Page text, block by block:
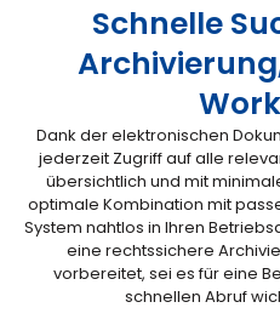
Schnelle
Dank der elektronischen
jederzeit Zugriff auf alle
übersichtlich und mit
optimale Kombination mit
System nahtlos in Ihren
eine rechtssichere
vorbereitet, sei es für eine
schnellen Abruf